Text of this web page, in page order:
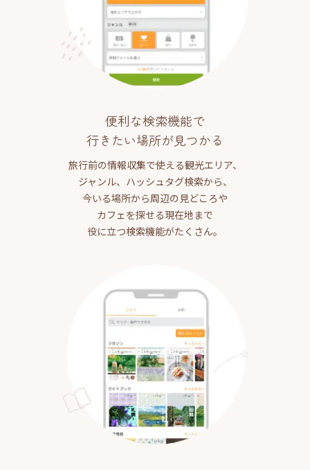
便利な検索機能で
行きたい場所が見つかる
旅行前の情報収集で使える観光エリア、
ジャンル、ハッシュタグ検索から、
今いる場所から周辺の見どころや
カフェを探せる現在地まで
役に立つ検索機能がたくさん。